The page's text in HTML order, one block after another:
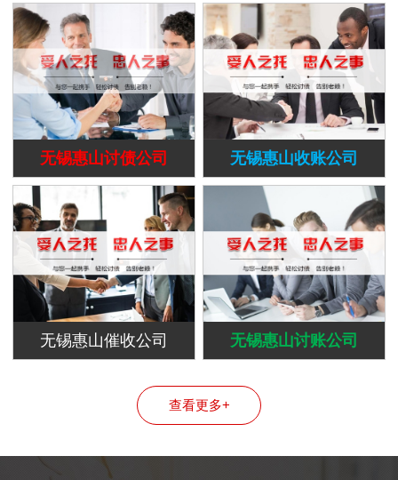
无锡惠山讨债公司 无锡惠山收账公司
无锡惠山催收公司 无锡惠山讨账公司
查看更多+